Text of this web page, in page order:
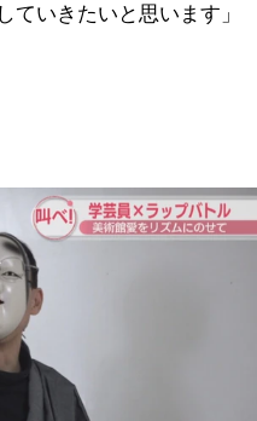
ていきたいと思います」